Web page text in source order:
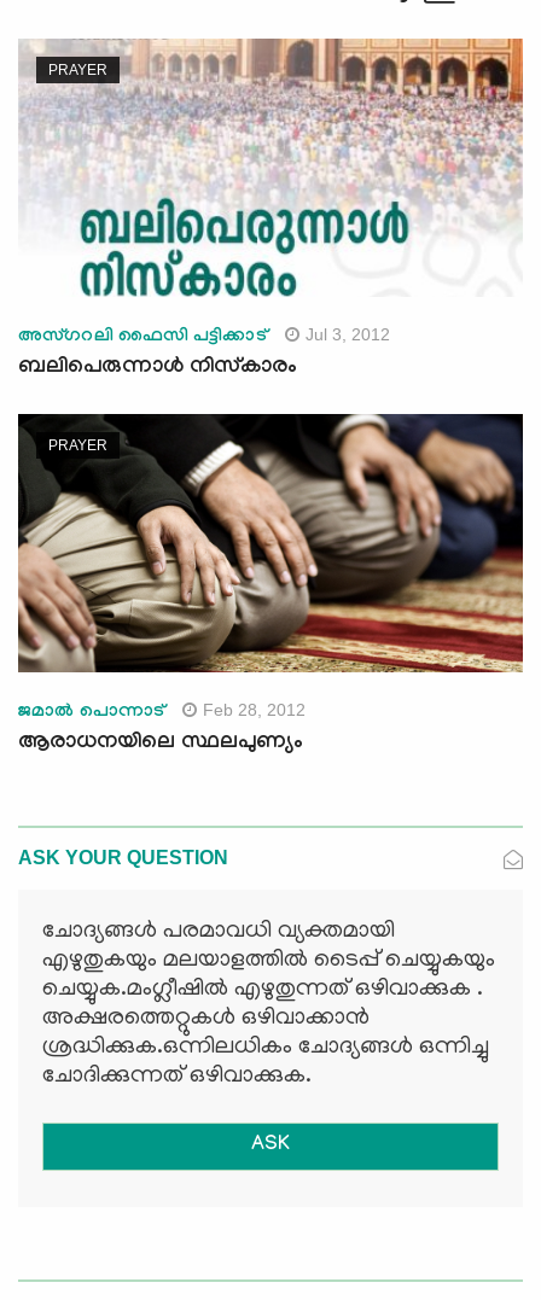
PRAYER
അസ്ഗറലി ഫൈസി പട്ടിക്കാട്‌ Jul 3, 2012
ബലിപെരുന്നാള്‍ നിസ്‌കാരം
PRAYER
ജമാല്‍ പൊന്നാട് Feb 28, 2012
ആരാധനയിലെ സ്ഥലപുണ്യം
ASK YOUR QUESTION
ചോദ്യങ്ങള്‍ പരമാവധി വ്യക്തമായി
എഴുതുകയും മലയാളത്തില്‍ ടൈപ്പ് ചെയ്യുകയും
ചെയ്യുക.മംഗ്ലീഷില്‍ എഴുതുന്നത് ഒഴിവാക്കുക .
അക്ഷരത്തെറ്റുകള്‍ ഒഴിവാക്കാന്‍
ശ്രദ്ധിക്കുക.ഒന്നിലധികം ചോദ്യങ്ങള്‍ ഒന്നിച്ചു
ചോദിക്കുന്നത് ഒഴിവാക്കുക.
ASK